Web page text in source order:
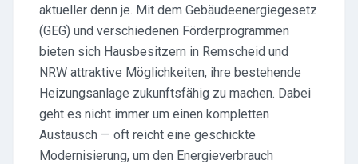
aktueller denn je. Mit dem Gebäudeenergiegesetz
(GEG) und verschiedenen Förderprogrammen
bieten sich Hausbesitzern in Remscheid und
NRW attraktive Möglichkeiten, ihre bestehende
Heizungsanlage zukunftsfähig zu machen. Dabei
geht es nicht immer um einen kompletten
Austausch — oft reicht eine geschickte
Modernisierung, um den Energieverbrauch